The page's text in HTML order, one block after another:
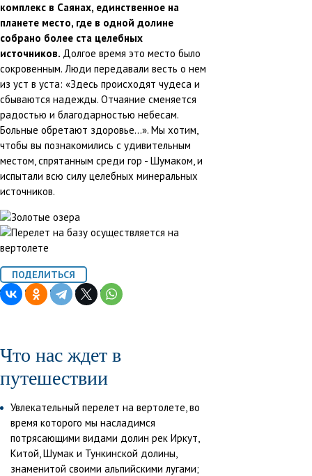
комплекс в Саянах, единственное на
планете место, где в одной долине
собрано более ста целебных
источников. Долгое время это место было
сокровенным. Люди передавали весть о нем
из уст в уста: «Здесь происходят чудеса и
сбываются надежды. Отчаяние сменяется
радостью и благодарностью небесам.
Больные обретают здоровье...». Мы хотим,
чтобы вы познакомились с удивительным
местом, спрятанным среди гор - Шумаком, и
испытали всю силу целебных минеральных
источников.
Что нас ждет в
путешествии
Увлекательный перелет на вертолете, во
время которого мы насладимся
потрясающими видами долин рек Иркут,
Китой, Шумак и Тункинской долины,
знаменитой своими альпийскими лугами;